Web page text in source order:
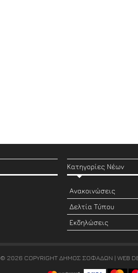
Κατηγορίες Νέων
Ανακοινώσεις
Δελτία Τύπου
Εκδηλώσεις
© 2026 COPYRIGHT ΔΗΜΟΣ ΣΟΦΑΔΩΝ | WEB